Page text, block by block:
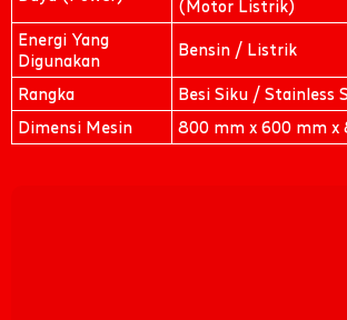
(Motor Listrik)
Energi Yang
Digunakan
Bensin / Listrik
Rangka
Besi Siku / Stainless
Dimensi Mesin
800 mm x 600 mm x